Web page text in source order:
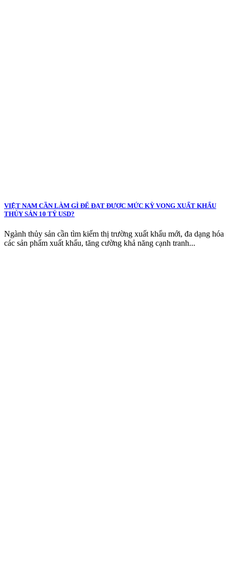
VIỆT NAM CẦN LÀM GÌ ĐỂ ĐẠT ĐƯỢC MỨC KỲ VỌNG XUẤT KHẨU
THỦY SẢN 10 TỶ USD?
Ngành thủy sản cần tìm kiếm thị trường xuất khẩu mới, đa dạng hóa
các sản phẩm xuất khẩu, tăng cường khả năng cạnh tranh...